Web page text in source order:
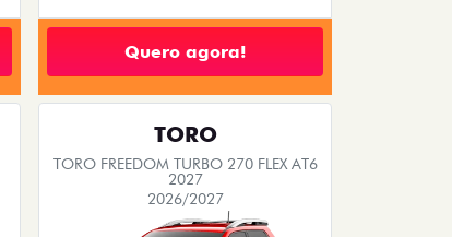
Quero agora!
TORO
TORO FREEDOM TURBO 270 FLEX AT6
2027
2026/2027